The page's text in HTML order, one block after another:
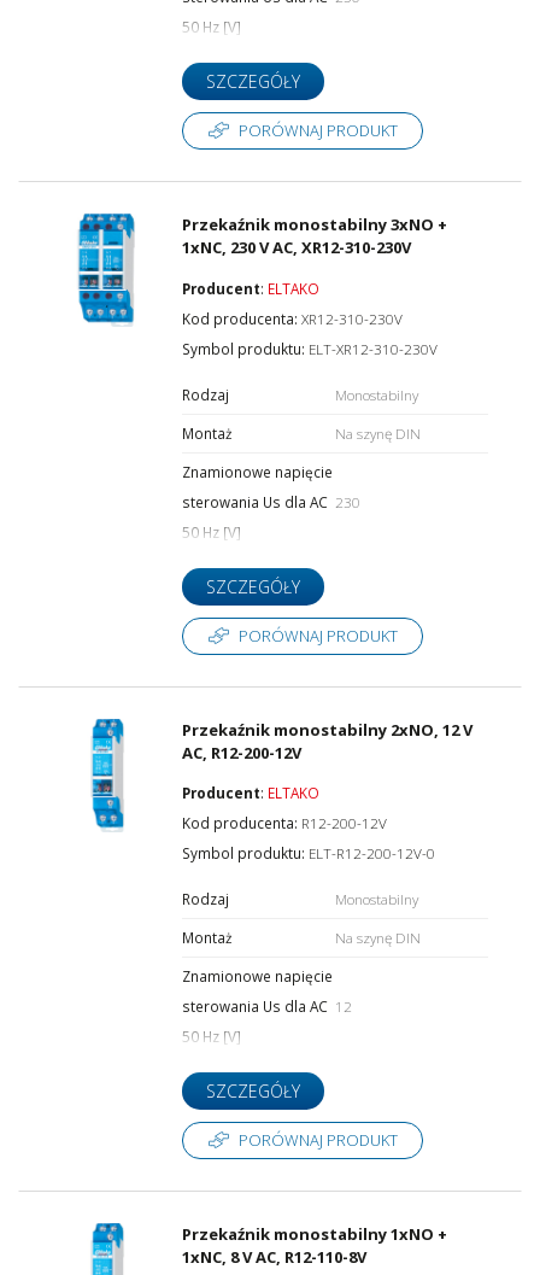
50 Hz [V]
SZCZEGÓŁY
PORÓWNAJ PRODUKT
Przekaźnik monostabilny 3xNO +
1xNC, 230 V AC, XR12-310-230V
Producent: ELTAKO
Kod producenta:XR12-310-230V
Symbol produktu: ELT-XR12-310-230V
Rodzaj
Monostabilny
Montaż
Na szynę DIN
Znamionowe napięcie
sterowania Us dla AC
50 Hz [V]
230
SZCZEGÓŁY
PORÓWNAJ PRODUKT
Przekaźnik monostabilny 2xNO, 12 V
AC, R12-200-12V
Producent: ELTAKO
Kod producenta: R12-200-12V
Symbol produktu: ELT-R12-200-12V-0
Rodzaj
Monostabilny
Montaż
Na szynę DIN
Znamionowe napięcie
sterowania Us dla AC
50 Hz [V]
12
SZCZEGÓŁY
PORÓWNAJ PRODUKT
Przekaźnik monostabilny 1xNO +
1xNC, 8 V AC, R12-110-8V